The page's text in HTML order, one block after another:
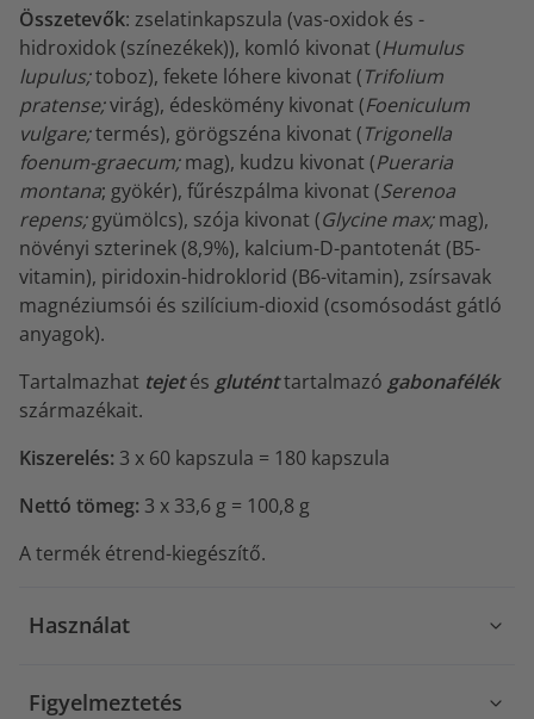
Összetevők: zselatinkapszula (vas-oxidok és -
hidroxidok (színezékek)), komló kivonat (Humulus
lupulus;toboz), fekete lóhere kivonat (Trifolium
pratense;virág), édeskömény kivonat (Foeniculum
vulgare;termés), görögszéna kivonat (Trigonella
foenum-graecum;mag), kudzu kivonat (Pueraria
montana; gyökér), fűrészpálma kivonat (Serenoa
repens;gyümölcs), szója kivonat (Glycine max;mag),
növényi szterinek (8,9%), kalcium-D-pantotenát (B5-
vitamin), piridoxin-hidroklorid (B6-vitamin), zsírsavak
magnéziumsói és szilícium-dioxid (csomósodást gátló
anyagok).
Tartalmazhat tejetés gluténttartalmazó gabonafélék
származékait.
Kiszerelés: 3 x 60 kapszula = 180 kapszula
Nettó tömeg: 3 x 33,6 g = 100,8 g
A termék étrend-kiegészítő.
Használat
Figyelmeztetés